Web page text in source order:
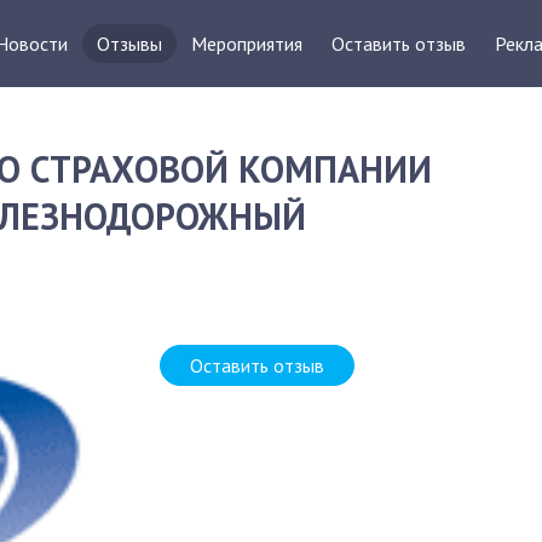
Отзывы Мероприятия Оставить отзыв
СТРАХОВОЙ КОМПАНИИ
Оставить отзыв